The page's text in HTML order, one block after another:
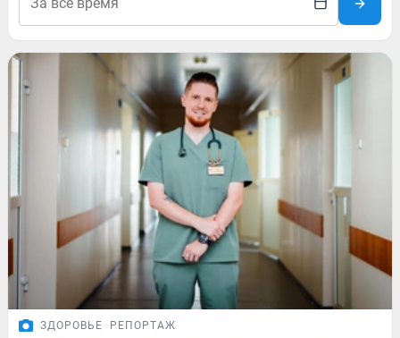
ЗДОРОВЬЕ РЕПОРТАЖ